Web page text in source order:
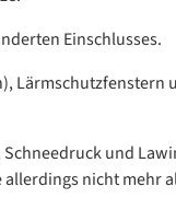
Einschlusses.
Lärmschutzfenstern
und
nicht mehr